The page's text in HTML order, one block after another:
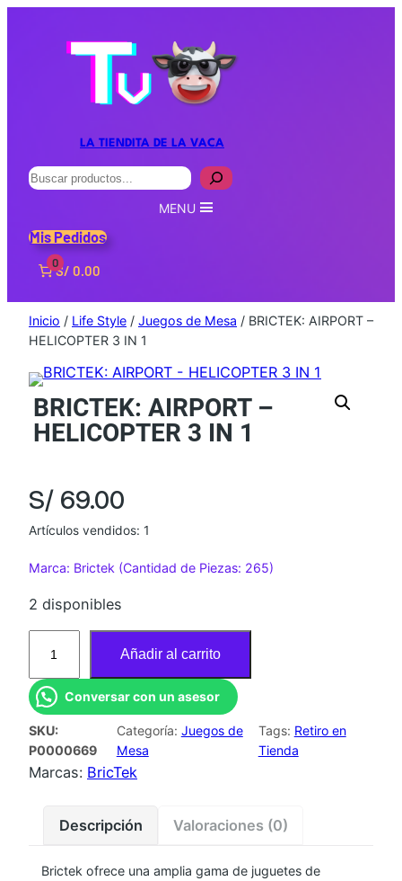
LA TIENDITA DE LA VACA
Buscar
MENU
Mis Pedidos
0
S/ 0.00
Inicio / Life Style / Juegos de Mesa / BRICTEK: AIRPORT –
HELICOPTER 3 IN 1
BRICTEK: AIRPORT –
HELICOPTER 3 IN 1
S/ 69.00
Artículos vendidos: 1
Marca: Brictek (Cantidad de Piezas: 265)
2 disponibles
I
C
T
E
K
Añadir al carrito
Conversar con un asesor
SKU:
P0000669
Categoría: Juegos de
Mesa
Tags: Retiro en
Tienda
Marcas: BricTek
Descripción Valoraciones (0)
Brictek ofrece una amplia gama de juguetes de